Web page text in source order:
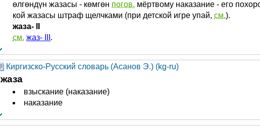
өлгөндүн жазасы - көмгөн погов. мёртвому наказание - его
кой жазасы штраф щелчками (при детской игре упай, см.).
жаза- II
см. жаз- III .
Киргизско-Русский словарь (Асанов Э.) (kg-ru)
жаза
взыскание (наказание)
наказание